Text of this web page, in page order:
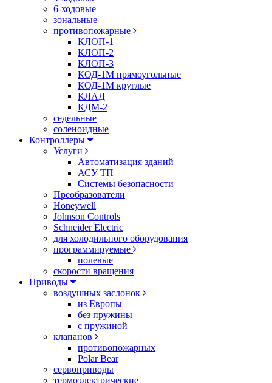
6-ходовые
зональные
противопожарные
КЛОП-1
КЛОП-2
КЛОП-3
КОД-1М прямоугольные
КОД-1М круглые
КЛАД
КДМ-2
седельные
соленоидные
Контроллеры
Услуги
Автоматизация зданий
АСУ ТП
Системы безопасности
Преобразователи
Honeywell
Johnson Controls
Schneider Electric
для холодильного оборудования
программируемые
полевые
скорости вращения
Приводы
воздушных заслонок
из Европы
без пружины
с пружиной
клапанов
противопожарных
Polar Bear
сервоприводы
термоэлектрические